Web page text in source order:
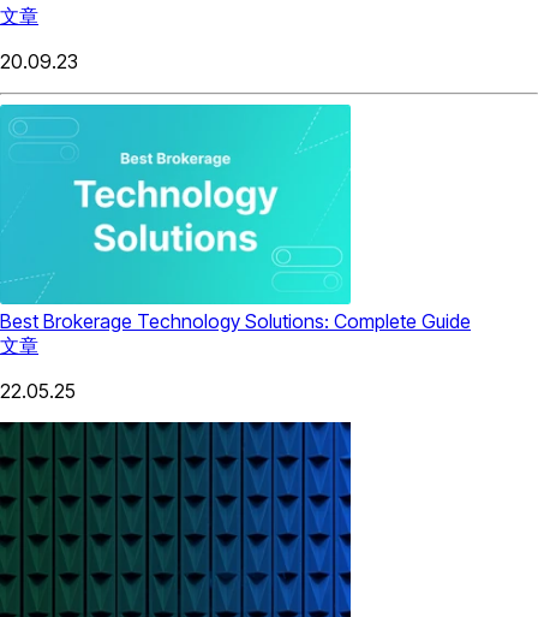
文章
20.09.23
Best Brokerage Technology Solutions: Complete Guide
文章
22.05.25